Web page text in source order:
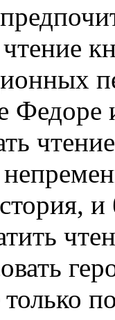
Федоре